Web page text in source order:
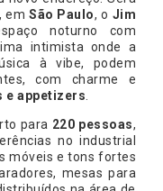
, emSão Paulo, o Jim
noturno com
intimista onde a
à vibe, podem
com charme e
e appetizers.
para 220 pessoas,
no industrial
móveis e tons fortes
mesas para